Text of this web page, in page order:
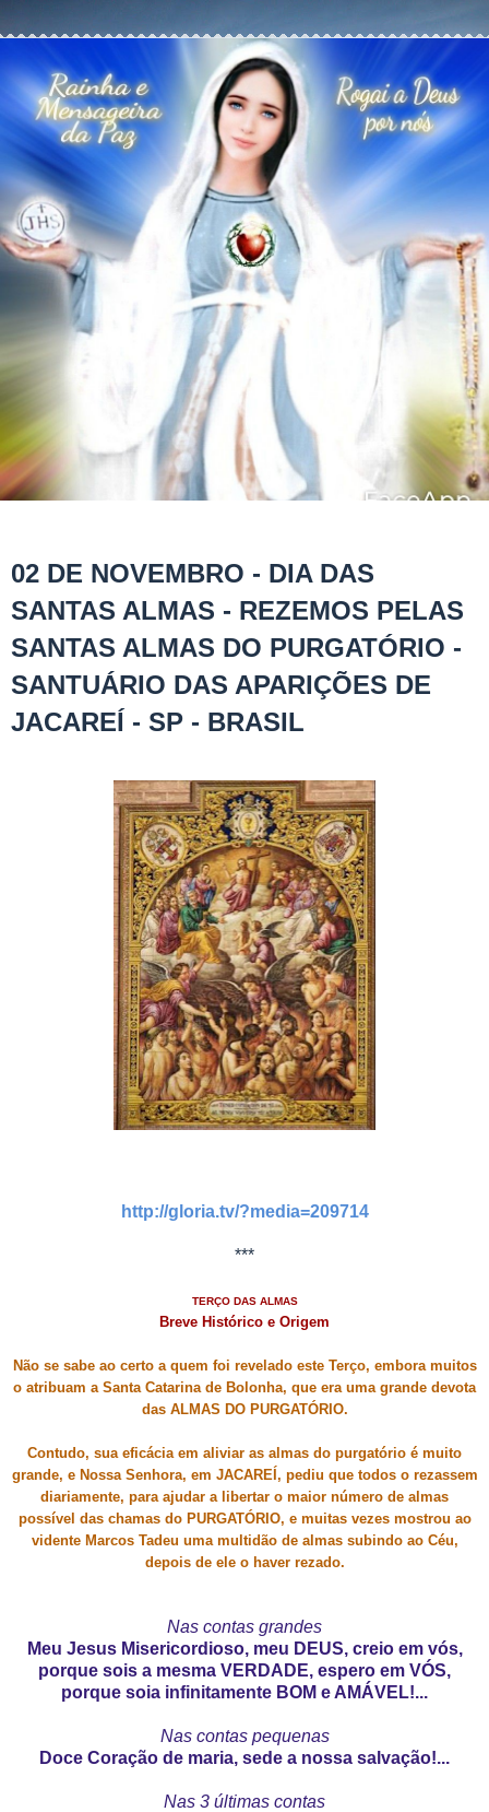
02 DE NOVEMBRO - DIA DAS
SANTAS ALMAS - REZEMOS PELAS
SANTAS ALMAS DO PURGATÓRIO -
SANTUÁRIO DAS APARIÇÕES DE
JACAREÍ - SP - BRASIL
http://gloria.tv/?media=209714
***
TERÇO DAS ALMAS
Breve Histórico e Origem
Não se sabe ao certo a quem foi revelado este Terço, embora muitos
o atribuam a Santa Catarina de Bolonha, que era uma grande devota
das ALMAS DO PURGATÓRIO.
Contudo, sua eficácia em aliviar as almas do purgatório é muito
grande, e Nossa Senhora, em JACAREÍ, pediu que todos o rezassem
diariamente, para ajudar a libertar o maior número de almas
possível das chamas do PURGATÓRIO, e muitas vezes mostrou ao
vidente Marcos Tadeu uma multidão de almas subindo ao Céu,
depois de ele o haver rezado.
Nas contas grandes
Meu Jesus Misericordioso, meu DEUS, creio em vós,
porque sois a mesma VERDADE, espero em VÓS,
porque soia infinitamente BOM e AMÁVEL!...
Nas contas pequenas
Doce Coração de maria, sede a nossa salvação!...
Nas 3 últimas contas